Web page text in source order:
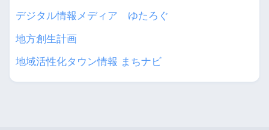
デジタル情報メディア ゆたろぐ
地方創生計画
地域活性化タウン情報 まちナビ